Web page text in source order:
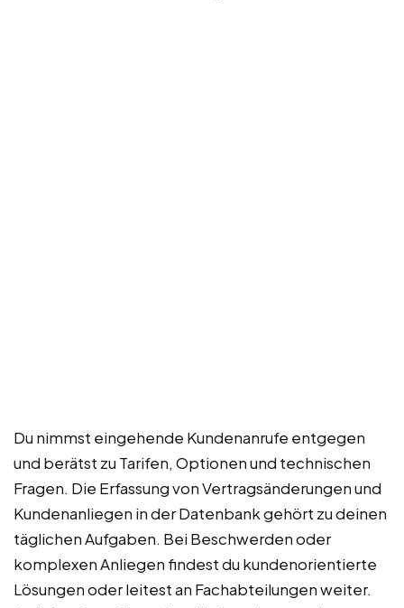
Du nimmst eingehende Kundenanrufe entgegen
und berätst zu Tarifen, Optionen und technischen
Fragen. Die Erfassung von Vertragsänderungen und
Kundenanliegen in der Datenbank gehört zu deinen
täglichen Aufgaben. Bei Beschwerden oder
komplexen Anliegen findest du kundenorientierte
Lösungen oder leitest an Fachabteilungen weiter.